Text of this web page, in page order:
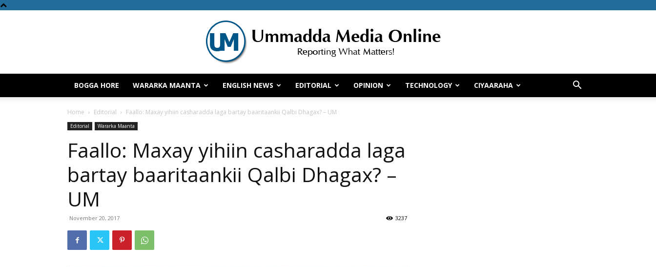
Ummadda
Media
BOGGA HORE WARARKA MAANTA ENGLISH NEWS EDITORIAL OPINION TECHNOLOGY CIYAARAHA
Home Editorial Faallo: Maxay yihiin casharadda laga bartay baaritaankii Qalbi Dhagax? – UM
Editorial Wararka Maanta
Faallo: Maxay yihiin casharadda laga
bartay baaritaankii Qalbi Dhagax? –
UM
November 20, 2017 3237